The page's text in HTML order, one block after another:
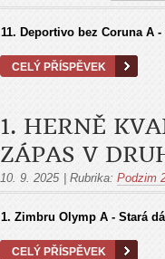
11. Deportivo bez Coruna A
CELÝ PŘÍSPĚVEK
1. HERNĚ
ZÁPAS V
10. 9. 2025 Rubrika: Podzim
1. Zimbru Olymp A - Stará
CELÝ PŘÍSPĚVEK